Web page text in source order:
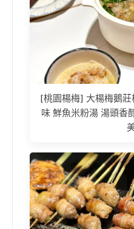
[桃園楊梅] 大楊梅鵝
味 鮮魚米粉湯 湯頭香